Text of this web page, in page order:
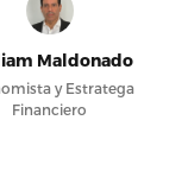
Maldonado
y Estratega
Financiero